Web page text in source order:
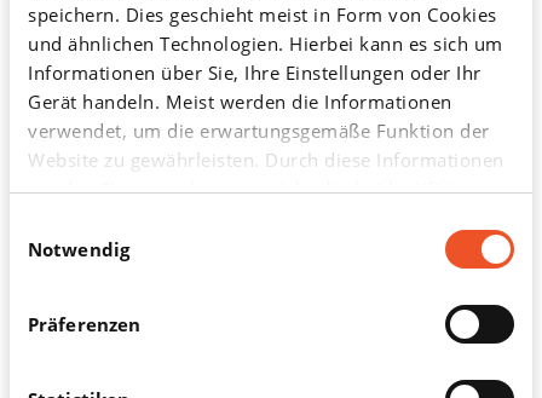
speichern. Dies geschieht meist in Form von Cookies
und ähnlichen Technologien. Hierbei kann es sich um
Informationen über Sie, Ihre Einstellungen oder Ihr
Gerät handeln. Meist werden die Informationen
verwendet, um die erwartungsgemäße Funktion der
Website zu gewährleisten. Durch diese Informationen
werden Sie normalerweise nicht direkt identifiziert.
Erlebnis geboten werden. Da wir Ihr Recht auf
entscheiden, bestimmte Arten von Cookies nicht
zulassen. Klicken Sie in der Cookie-Liste auf die
erfahren und unsere Standardeinstellungen zu ändern.
Notwendig
Präferenzen
Englisch: International Statistical Classification of
Diseases and Related Health Problems. Internationale
Klassifikation der Krankheiten und verwandter
Gesundheitsprobleme.
Die ICD wird von der WHO
(Weltgesundheitsorganisation) herausgegeben und
regelmäßig überarbeitet. Derzeit gilt die 10. Version
verwendet (ICD-10-GM, von engl. german